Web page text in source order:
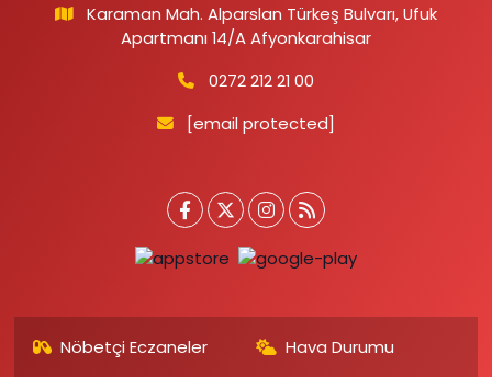
Karaman Mah. Alparslan Türkeş Bulvarı, Ufuk
Apartmanı 14/A Afyonkarahisar
0272 212 21 00
[email protected]
Nöbetçi Eczaneler
Hava Durumu